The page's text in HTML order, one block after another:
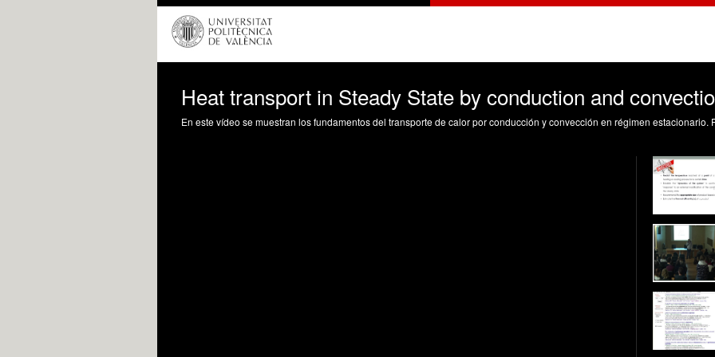
Heat transport in Steady State by conduction and